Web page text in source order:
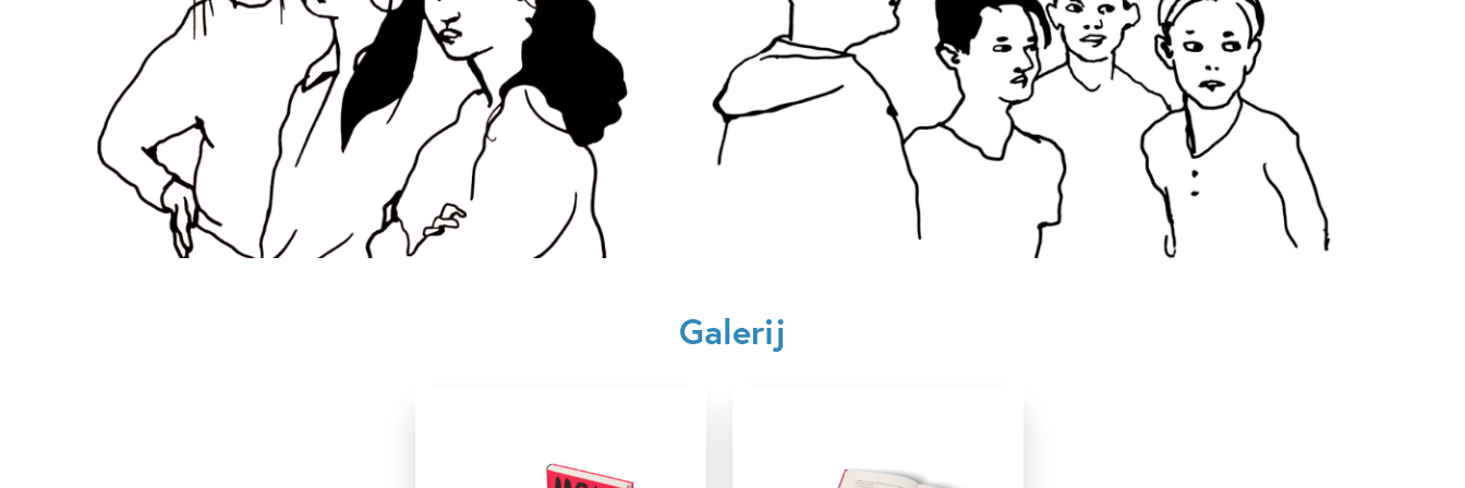
Aantal pagina's:
240
Uitgever:
Ploegsma
Verschijningsdatum:
10-04-2024
Kenmerken van dit boek
Dagelijks leven
Detective & thrillers
Diversiteit & inclusiviteit
Liefde & verliefdheid
Op & rond school
Voor volwassenen
Sara Ohlsson
Galerij